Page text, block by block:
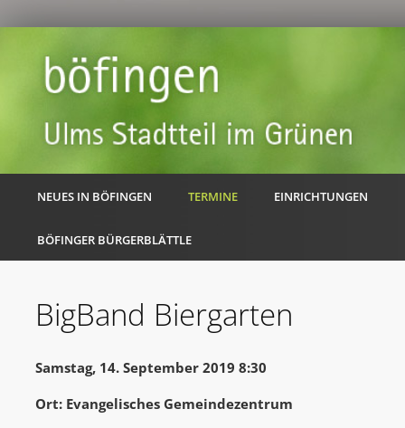
NEUES IN BÖFINGEN TERMINE EINRICHTUNGEN
BÖFINGER BÜRGERBLÄTTLE
BigBand Biergarten
Samstag, 14. September 2019 8:30
Ort: Evangelisches Gemeindezentrum